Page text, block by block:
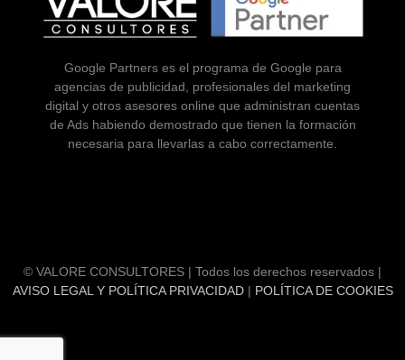
Google Partners es el programa de Google para
agencias de publicidad, profesionales del marketing
digital y otros asesores online que administran cuentas
de Ads habiendo demostrado que tienen la formación
necesaria para llevarlas a cabo correctamente.
© VALORE CONSULTORES | Todos los derechos reservados |
AVISO LEGAL Y POLÍTICA PRIVACIDAD| POLÍTICA DE COOKIES